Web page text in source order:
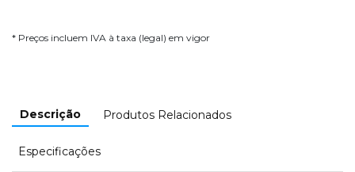
* Preços incluem IVA à taxa (legal) em vigor
Descrição Produtos Relacionados
Especificações